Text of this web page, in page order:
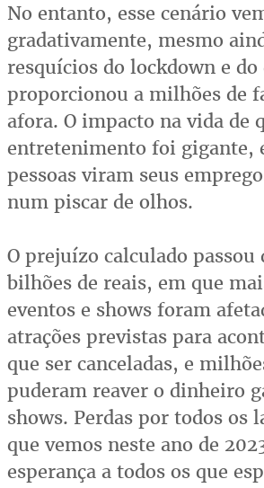
No entanto, esse cenário
gradativamente, mesmo
resquícios do lockdown e do
proporcionou a milhões de
afora. O impacto na vida de
entretenimento foi gigante,
pessoas viram seus
num piscar de olhos.
O prejuízo calculado passou
bilhões de reais, em que
eventos e shows foram
atrações previstas para
que ser canceladas, e
puderam reaver o dinheiro
shows. Perdas por todos os
que vemos neste ano de
esperança a todos os que